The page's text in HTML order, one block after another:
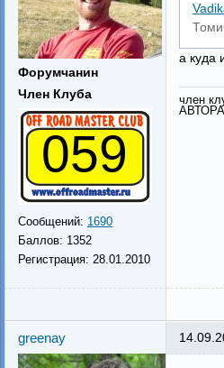
Форумчанин
Член Клуба
059
Сообщений: 1690
Баллов: 1352
Регистрация: 28.01.2010
а куда
член
greenay